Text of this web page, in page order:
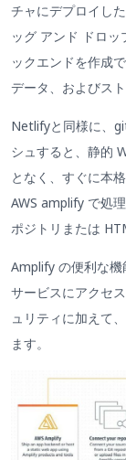
チャにデプロイし
ッグ アンド ドロ
ックエンドを作成
データ、およびス
Netlifyと同様に、
シュすると、静的
となく、すぐに本
AWS amplify で処
ポジトリまたは
Amplify の便利な機
サービスにアクセ
ュリティに加えて
ます。